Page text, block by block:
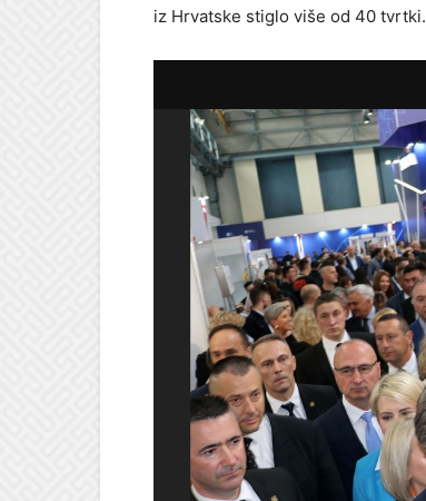
iz Hrvatske stiglo više od 40 tvrtki.